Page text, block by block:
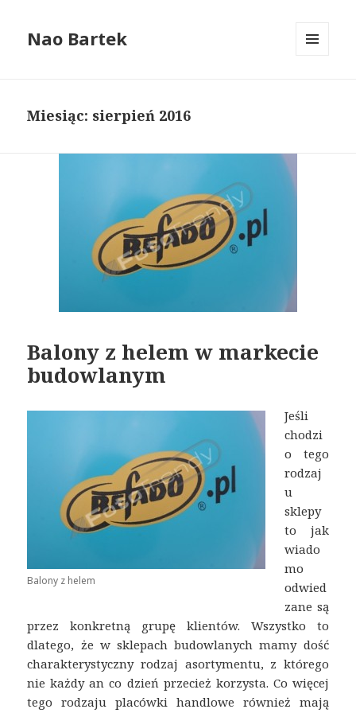
Nao Bartek
Miesiąc: sierpień 2016
Balony z helem w markecie
budowlanym
Balony z helem
Jeśli
chodzi
o tego
rodzaj
u
sklepy
to jak
wiado
mo
odwied
zane są
przez konkretną grupę klientów. Wszystko to
dlatego, że w sklepach budowlanych mamy dość
charakterystyczny rodzaj asortymentu, z którego
nie każdy an co dzień przecież korzysta. Co więcej
tego rodzaju placówki handlowe również mają